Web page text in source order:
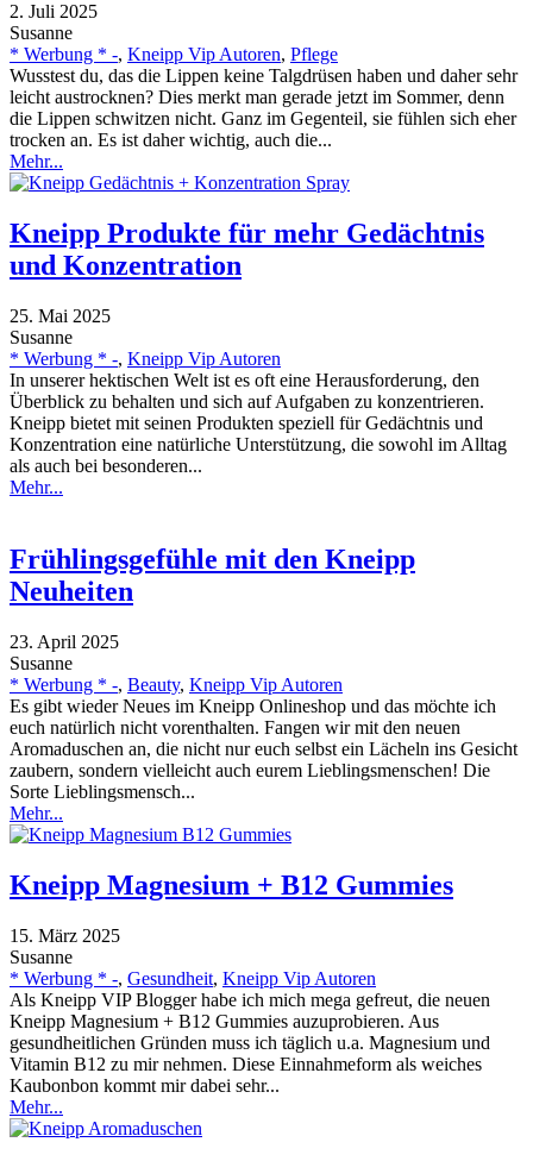
2. Juli 2025
Susanne
* Werbung * -, Kneipp Vip Autoren, Pflege
Wusstest du, das die Lippen keine Talgdrüsen haben und daher sehr
leicht austrocknen? Dies merkt man gerade jetzt im Sommer, denn
die Lippen schwitzen nicht. Ganz im Gegenteil, sie fühlen sich eher
trocken an. Es ist daher wichtig, auch die...
Mehr...
Kneipp Produkte für mehr Gedächtnis
und Konzentration
25. Mai 2025
Susanne
* Werbung * -, Kneipp Vip Autoren
In unserer hektischen Welt ist es oft eine Herausforderung, den
Überblick zu behalten und sich auf Aufgaben zu konzentrieren.
Kneipp bietet mit seinen Produkten speziell für Gedächtnis und
Konzentration eine natürliche Unterstützung, die sowohl im Alltag
als auch bei besonderen...
Mehr...
Frühlingsgefühle mit den Kneipp
Neuheiten
23. April 2025
Susanne
* Werbung * -, Beauty, Kneipp Vip Autoren
Es gibt wieder Neues im Kneipp Onlineshop und das möchte ich
euch natürlich nicht vorenthalten. Fangen wir mit den neuen
Aromaduschen an, die nicht nur euch selbst ein Lächeln ins Gesicht
zaubern, sondern vielleicht auch eurem Lieblingsmenschen! Die
Sorte Lieblingsmensch...
Mehr...
Kneipp Magnesium + B12 Gummies
15. März 2025
Susanne
* Werbung * -, Gesundheit, Kneipp Vip Autoren
Als Kneipp VIP Blogger habe ich mich mega gefreut, die neuen
Kneipp Magnesium + B12 Gummies auzuprobieren. Aus
gesundheitlichen Gründen muss ich täglich u.a. Magnesium und
Vitamin B12 zu mir nehmen. Diese Einnahmeform als weiches
Kaubonbon kommt mir dabei sehr...
Mehr...